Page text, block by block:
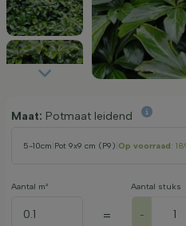
Maat: Potmaat leidend
5-10cm Pot 9x9 cm (P9) Op voorraad:
Aantal m²
=
Aantal stuks
-